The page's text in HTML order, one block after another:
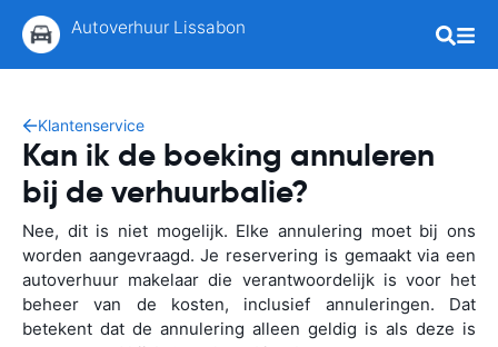
Autoverhuur Lissabon
Klantenservice
Kan ik de boeking annuleren
bij de verhuurbalie?
Nee, dit is niet mogelijk. Elke annulering moet bij ons
worden aangevraagd. Je reservering is gemaakt via een
autoverhuur makelaar die verantwoordelijk is voor het
beheer van de kosten, inclusief annuleringen. Dat
betekent dat de annulering alleen geldig is als deze is